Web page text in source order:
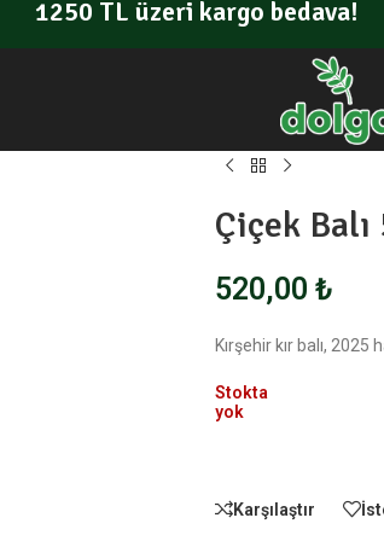
1250 TL üzeri kargo bedava!
Çiçek Balı
520,00 ₺
Kırşehir kır balı, 2025
Stokta
yok
Karşılaştır